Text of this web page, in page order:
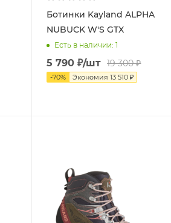
Ботинки Kayland ALPHA
NUBUCK W'S GTX
Есть в наличии: 1
5 790 ₽/шт 19 300₽
-70% Экономия13 510 ₽